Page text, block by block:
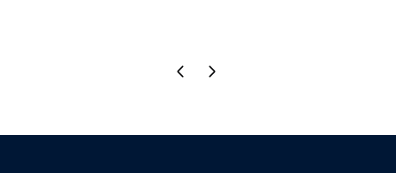
Pagina precedente
Pagina successiva